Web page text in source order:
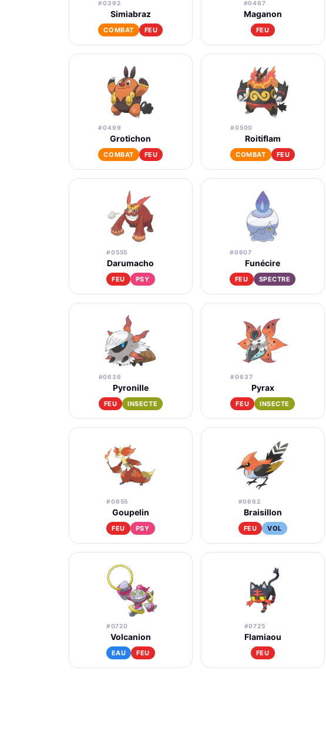
#0392
Simiabraz
COMBAT FEU
#0467
Maganon
FEU
#0499
Grotichon
COMBAT FEU
#0500
Roitiflam
COMBAT FEU
#0555
Darumacho
FEU PSY
#0607
Funécire
FEU SPECTRE
#0636
Pyronille
FEU INSECTE
#0637
Pyrax
FEU INSECTE
#0655
Goupelin
FEU PSY
#0662
Braisillon
FEU VOL
#0720
Volcanion
EAU FEU
#0725
Flamiaou
FEU